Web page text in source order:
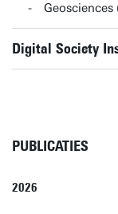
Geosciences
Digital Society
PUBLICATIES
2026